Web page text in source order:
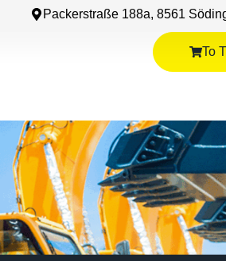
Packerstraße 188a, 8561
To